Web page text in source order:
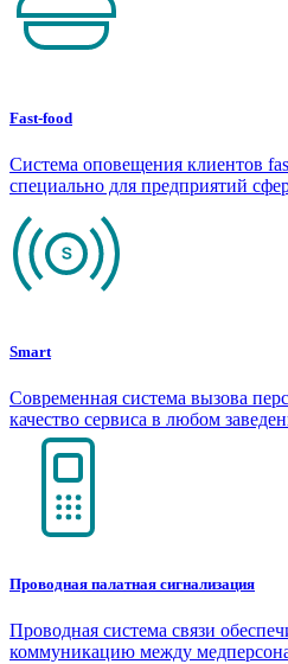
Fast-food
Система оповещения клиентов
специально для предприятий
Smart
Современная система вызова
качество сервиса в любом
Проводная палатная сигнализация
Проводная система связи
коммуникацию между